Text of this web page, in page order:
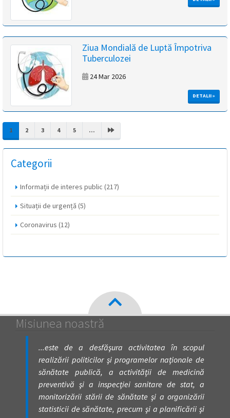
Ziua Mondială de Luptă Împotriva
Tuberculozei
24 Mar 2026
DETALII »
1(CURRENT)
2 3 4 5 ...
Categorii
Informații de interes public (217)
Situații de urgență (5)
Coronavirus (12)
Misiunea noastră
...este de a desfăşura activitatea în scopul
realizării politicilor şi programelor naţionale de
sănătate publică, a activităţii de medicină
preventivă şi a inspecţiei sanitare de stat, a
monitorizării stării de sănătate şi a organizării
statisticii de sănătate, precum şi a planificării şi